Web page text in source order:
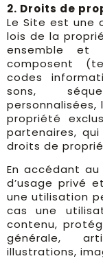
2. Droits de
Le Site est une
lois de la
ensemble et
composent
codes
sons,
propriété
partenaires,
droits de
En accédant
d’usage privé
une utilisation
cas une
contenu,
générale,
illustrations,